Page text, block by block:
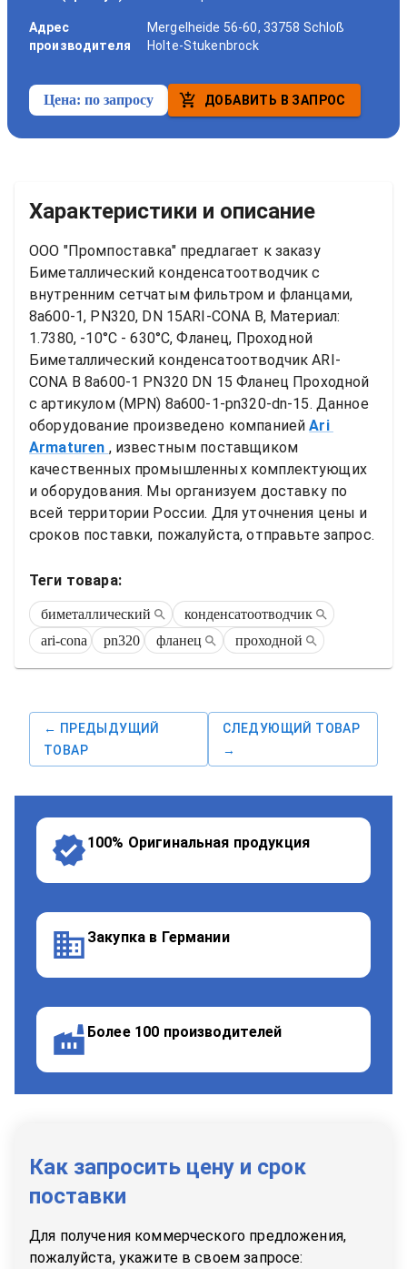
Адрес
производителя
Mergelheide 56-60, 33758 Schloß
Holte-Stukenbrock
Цена: по запросу ДОБАВИТЬ В ЗАПРОС
Характеристики и описание
ООО "Промпоставка" предлагает к заказу
Биметаллический конденсатоотводчик с
внутренним сетчатым фильтром и фланцами,
8a600-1, PN320, DN 15ARI-CONA B, Материал:
1.7380, -10°C - 630°C, Фланец, Проходной
Биметаллический конденсатоотводчик ARI-
CONA B 8a600-1 PN320 DN 15 Фланец Проходной
с артикулом (MPN) 8a600-1-pn320-dn-15. Данное
оборудование произведено компанией Ari
Armaturen , известным поставщиком
качественных промышленных комплектующих
и оборудования. Мы организуем доставку по
всей территории России. Для уточнения цены и
сроков поставки, пожалуйста, отправьте запрос.
Теги товара:
биметаллический
конденсатоотводчик
ari-cona
pn320 фланец проходной
← ПРЕДЫДУЩИЙ
ТОВАР
СЛЕДУЮЩИЙ ТОВАР
→
100% Оригинальная продукция
Закупка в Германии
Более 100 производителей
Как запросить цену и срок
поставки
Для получения коммерческого предложения,
пожалуйста, укажите в своем запросе: